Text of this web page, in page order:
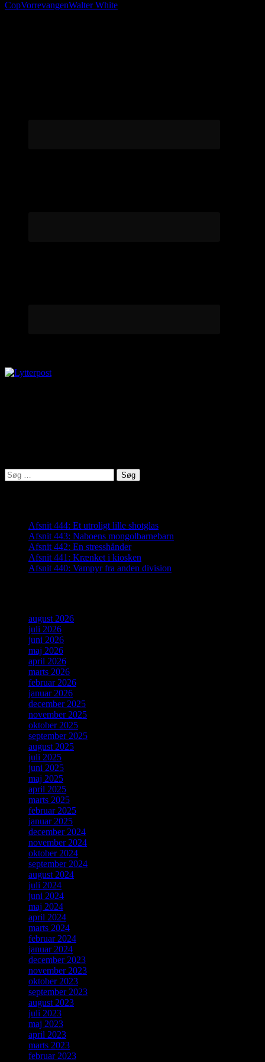
CopVorrevangenWalter White
Søg
efter:
Afsnit 444: Et utroligt lille shotglas
Afsnit 443: Naboens mongolbarnebarn
Afsnit 442: En stresshånder
Afsnit 441: Krænket i kiosken
Afsnit 440: Vampyr fra anden division
august 2026
juli 2026
juni 2026
maj 2026
april 2026
marts 2026
februar 2026
januar 2026
december 2025
november 2025
oktober 2025
september 2025
august 2025
juli 2025
juni 2025
maj 2025
april 2025
marts 2025
februar 2025
januar 2025
december 2024
november 2024
oktober 2024
september 2024
august 2024
juli 2024
juni 2024
maj 2024
april 2024
marts 2024
februar 2024
januar 2024
december 2023
november 2023
oktober 2023
september 2023
august 2023
juli 2023
maj 2023
april 2023
marts 2023
februar 2023